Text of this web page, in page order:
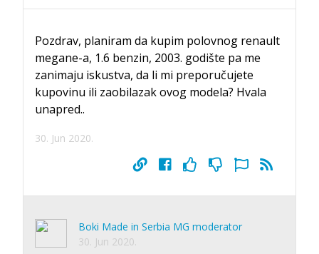
Pozdrav, planiram da kupim polovnog renault
megane-a, 1.6 benzin, 2003. godište pa me
zanimaju iskustva, da li mi preporučujete
kupovinu ili zaobilazak ovog modela? Hvala
unapred..
30. Jun 2020.
Boki Made in Serbia MG moderator
30. Jun 2020.